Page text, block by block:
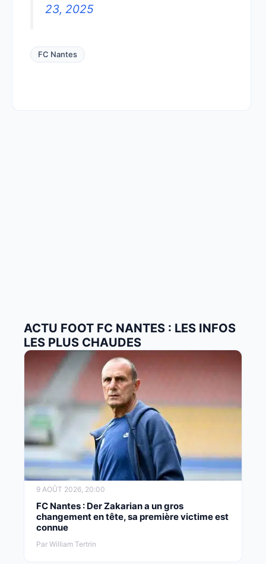
23, 2025
FC Nantes
ACTU FOOT FC NANTES : LES INFOS
LES PLUS CHAUDES
9 AOÛT 2026, 20:00
FC Nantes : Der Zakarian a un gros
changement en tête, sa première victime est
connue
Par William Tertrin